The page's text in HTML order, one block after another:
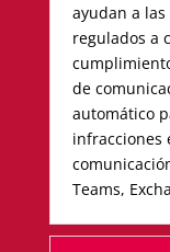
ayudan a
regulados a
de
automático
infracciones
Teams,